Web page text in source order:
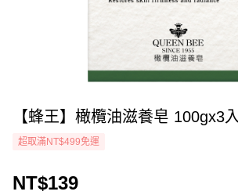
【蜂王】橄欖油滋養皂 100gx3
超取滿NT$499免運
NT$139